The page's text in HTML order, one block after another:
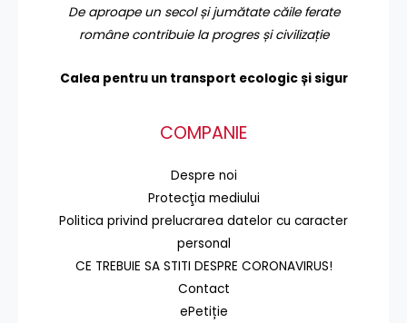
De aproape un secol și jumătate căile ferate
române contribuie la progres și civilizație
Calea pentru un transport ecologic și sigur
COMPANIE
Despre noi
Protecţia mediului
Politica privind prelucrarea datelor cu caracter
personal
CE TREBUIE SA STITI DESPRE CORONAVIRUS!
Contact
ePetiție